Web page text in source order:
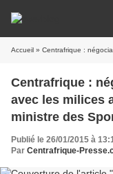
Accueil » Centrafrique : négociations
Centrafrique :
avec les milices
ministre des
Publié le 26/01/2015 à
Par Centrafrique-